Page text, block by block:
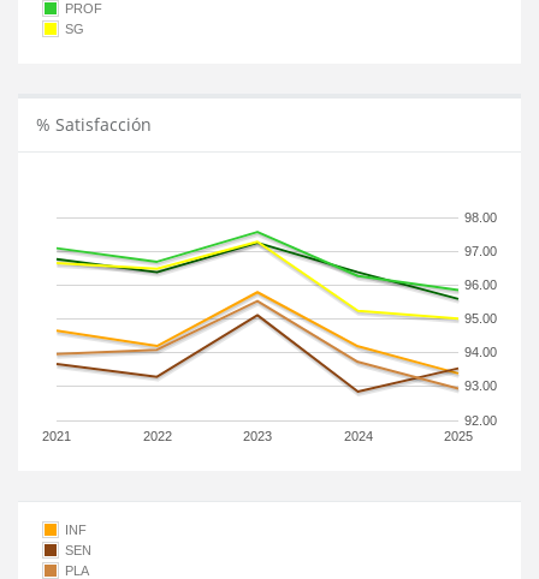
PROF
SG
% Satisfacción
2021 2022 2023 2024 2025
92.00
93.00
94.00
95.00
96.00
97.00
98.00
INF
SEN
PLA